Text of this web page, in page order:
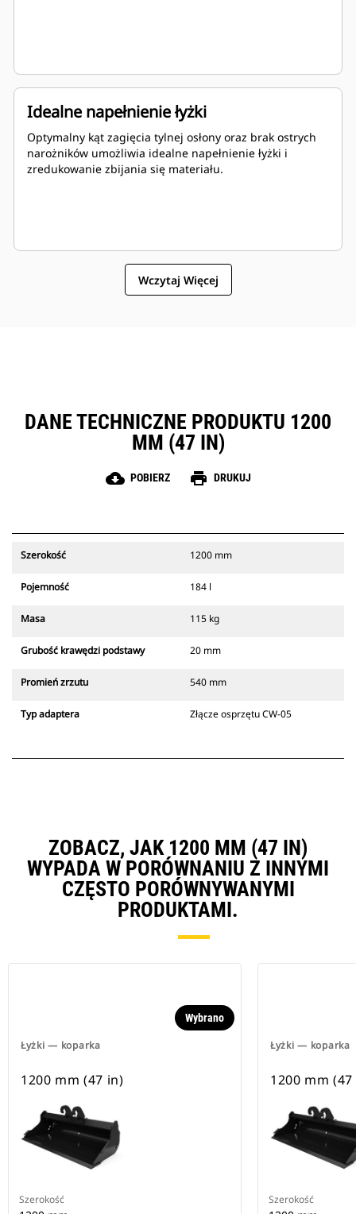
Idealne napełnienie łyżki
Optymalny kąt zagięcia tylnej osłony oraz brak ostrych
narożników umożliwia idealne napełnienie łyżki i
zredukowanie zbijania się materiału.
Wczytaj Więcej
DANE TECHNICZNE PRODUKTU 1200
MM (47 IN)
cloud_download POBIERZ print DRUKUJ
Szerokość 1200 mm
Pojemność 184 l
Masa 115 kg
Grubość krawędzi podstawy 20 mm
Promień zrzutu 540 mm
Typ adaptera Złącze osprzętu CW-05
ZOBACZ, JAK 1200 MM (47 IN)
WYPADA W PORÓWNANIU Z INNYMI
CZĘSTO PORÓWNYWANYMI
PRODUKTAMI.
Łyżki — koparka
Wybrano
1200 mm (47 in)
Szerokość
Łyżki — koparka
1200 mm
Szerokość